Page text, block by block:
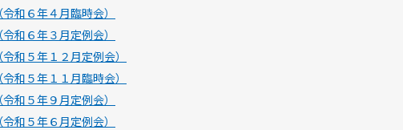
和６年４月臨時会）
和６年３月定例会）
和５年１２月定例会）
和５年１１月臨時会）
和５年９月定例会）
和５年６月定例会）